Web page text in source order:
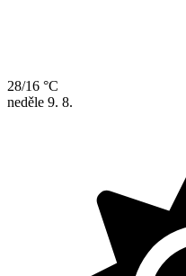
28/16 °C
neděle 9. 8.